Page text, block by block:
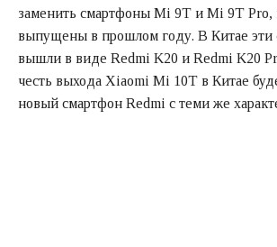
заменить смартфоны Mi 9T и Mi 9T Pro,
выпущены в прошлом году. В Китае эти
вышли в виде Redmi K20 и Redmi K20
честь выхода Xiaomi Mi 10T в Китае
новый смартфон Redmi с теми же